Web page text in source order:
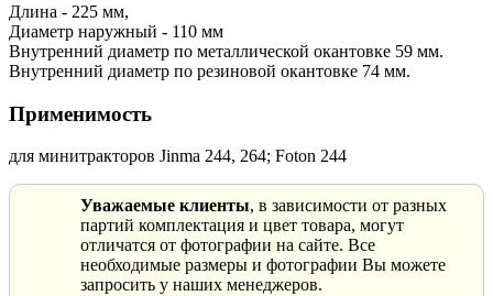
Длина - 225 мм,
Диаметр наружный - 110 мм
Внутренний диаметр по металлической окантовке 59 мм.
Внутренний диаметр по резиновой окантовке 74 мм.
Применимость
для минитракторов Jinma 244, 264; Foton 244
Уважаемые клиенты, в зависимости от разных
партий комплектация и цвет товара, могут
отличатся от фотографии на сайте. Все
необходимые размеры и фотографии Вы можете
запросить у наших менеджеров.